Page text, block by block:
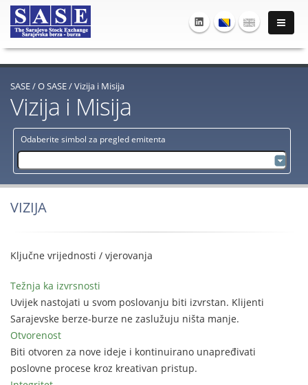
SASE/O SASE/Vizija i Misija
Odaberite simbol za pregled emitenta
Vizija i Misija
VIZIJA
Ključne vrijednosti / vjerovanja
Težnja ka izvrsnosti
Uvijek nastojati u svom poslovanju biti izvrstan. Klijenti
Sarajevske berze-burze ne zaslužuju ništa manje.
Otvorenost
Biti otvoren za nove ideje i kontinuirano unapređivati
poslovne procese kroz kreativan pristup.